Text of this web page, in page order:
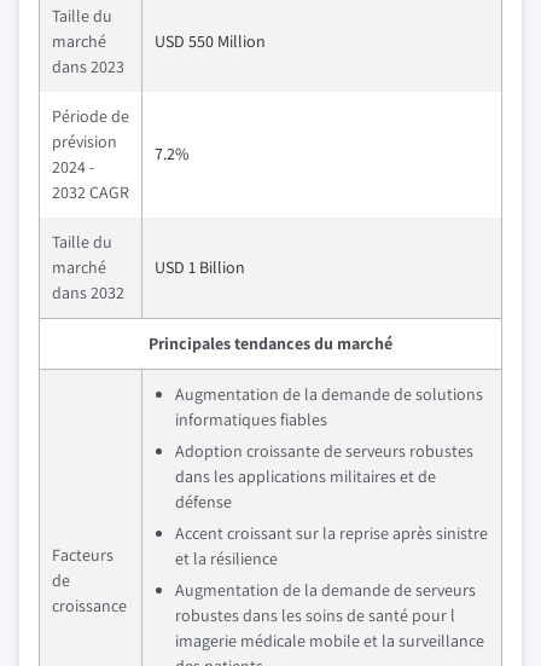
Taille du
marché
dans 2023
USD 550 Million
Période de
prévision
2024 -
2032 CAGR
7.2%
Taille du
marché
dans 2032
USD 1 Billion
Principales tendances du marché
Facteurs
de
croissance
Augmentation de la demande de solutions
informatiques fiables
Adoption croissante de serveurs robustes
dans les applications militaires et de
défense
Accent croissant sur la reprise après sinistre
et la résilience
Augmentation de la demande de serveurs
robustes dans les soins de santé pour l
imagerie médicale mobile et la surveillance